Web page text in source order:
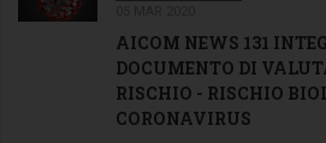
AICOM NEWS 131
DOCUMENTO DI
RISCHIO - RISCHIO
CORONAVIRUS